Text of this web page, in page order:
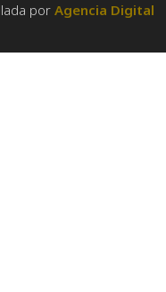
por Agencia Digital